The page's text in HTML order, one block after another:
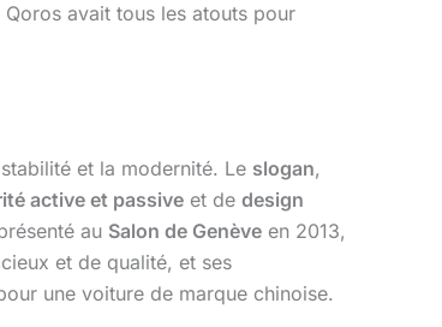
avait tous les atouts pour
et la modernité. Le slogan,
active et passive et de design
au Salon de Genève en 2013,
et de qualité, et ses
une voiture de marque chinoise.